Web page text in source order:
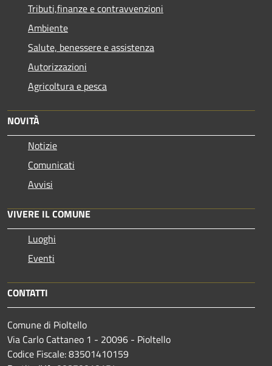
Tributi,finanze e contravvenzioni
Ambiente
Salute, benessere e assistenza
Autorizzazioni
Agricoltura e pesca
NOVITÀ
Notizie
Comunicati
Avvisi
VIVERE IL COMUNE
Luoghi
Eventi
CONTATTI
Comune di Pioltello
Via Carlo Cattaneo 1 - 20096 - Pioltello
Codice Fiscale: 83501410159